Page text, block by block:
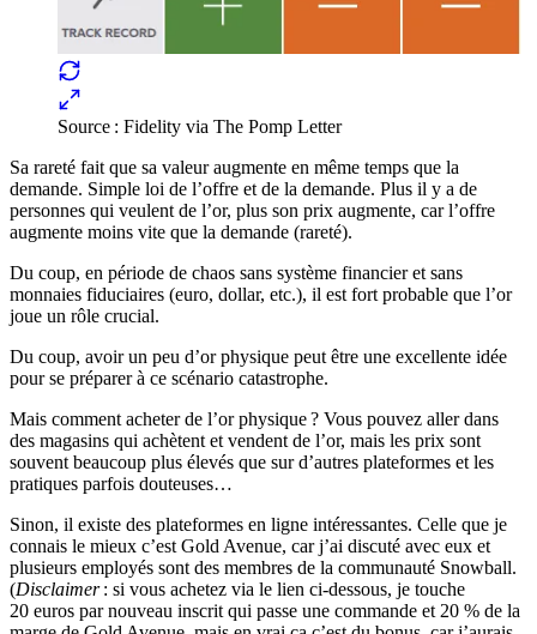
Source : Fidelity via The Pomp Letter
Sa rareté fait que sa valeur augmente en même temps que la
demande. Simple loi de l’offre et de la demande. Plus il y a de
personnes qui veulent de l’or, plus son prix augmente, car l’offre
augmente moins vite que la demande (rareté).
Du coup, en période de chaos sans système financier et sans
monnaies fiduciaires (euro, dollar, etc.), il est fort probable que l’or
joue un rôle crucial.
Du coup, avoir un peu d’or physique peut être une excellente idée
pour se préparer à ce scénario catastrophe.
Mais comment acheter de l’or physique ? Vous pouvez aller dans
des magasins qui achètent et vendent de l’or, mais les prix sont
souvent beaucoup plus élevés que sur d’autres plateformes et les
pratiques parfois douteuses…
Sinon, il existe des plateformes en ligne intéressantes. Celle que je
connais le mieux c’est Gold Avenue, car j’ai discuté avec eux et
plusieurs employés sont des membres de la communauté Snowball.
(Disclaimer: si vous achetez via le lien ci-dessous, je touche
20 euros par nouveau inscrit qui passe une commande et 20 % de la